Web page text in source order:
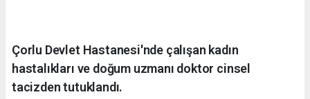
Çorlu Devlet Hastanesi'nde çalışan kadın
hastalıkları ve doğum uzmanı doktor cinsel
tacizden tutuklandı.